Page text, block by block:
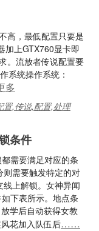
高，最低配置只要是
加上GTX760显卡即
。流放者传说配置要
系统操作系统：
置,传说,配置,处理
条件
需要满足对应的条
需要触发特定的对
上解锁。女神异闻
下表所示。地点条
学后自动获得女教
花加入队伍后……